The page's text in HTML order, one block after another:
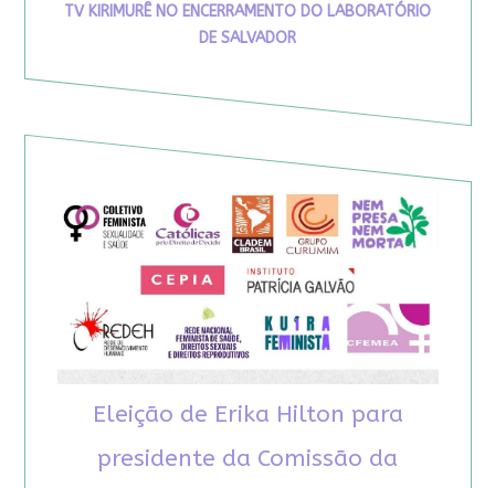
TV KIRIMURÊ NO ENCERRAMENTO DO LABORATÓRIO
DE SALVADOR
Eleição de Erika Hilton para
presidente da Comissão da